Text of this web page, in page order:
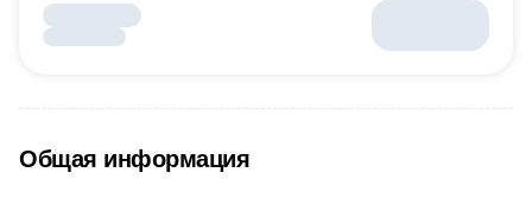
Общая информация